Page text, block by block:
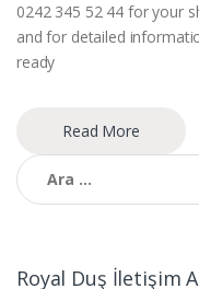
0242 345 52 44 for your
and for detailed
ready
Read More
Arama:
Royal Duş İletişim